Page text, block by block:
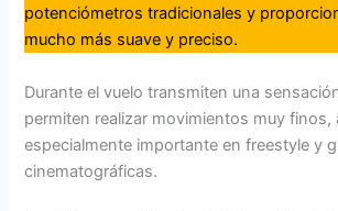
potenciómetros tradicionales y
mucho más suave y preciso.
Durante el vuelo transmiten una
permiten realizar movimientos muy finos,
especialmente importante en freestyle y
cinematográficas.